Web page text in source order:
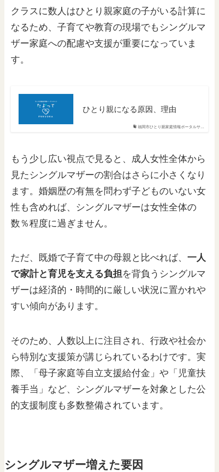
クラスに数人はひとり親家庭の子がいる計算に
なるため、子育てや教育の現場でもシングルマ
ザー家庭への配慮や支援が重要になっていま
す。
福岡市ひとり親家庭情報ポータルサ…
ひとり親になる原因、理由
もう少し広い視点で見ると、成人女性全体から
見たシングルマザーの割合はさらに小さくなり
ます。婚姻歴の有無を問わず子どものいない女
性も含めれば、シングルマザーは女性全体の
数％程度に過ぎません。
ただ、既婚で子育て中の母親と比べれば、一人
で家計と育児を支える負担を背負うシングルマ
ザーは経済的・時間的に厳しい状況に置かれや
すい傾向があります。
そのため、人数以上に注目され、行政や社会か
ら特別な支援策が講じられているわけです。実
際、「母子家庭等自立支援給付金」や「児童扶
養手当」など、シングルマザーを対象とした公
的支援制度も多数整備されています。
シングルマザー増えた要因